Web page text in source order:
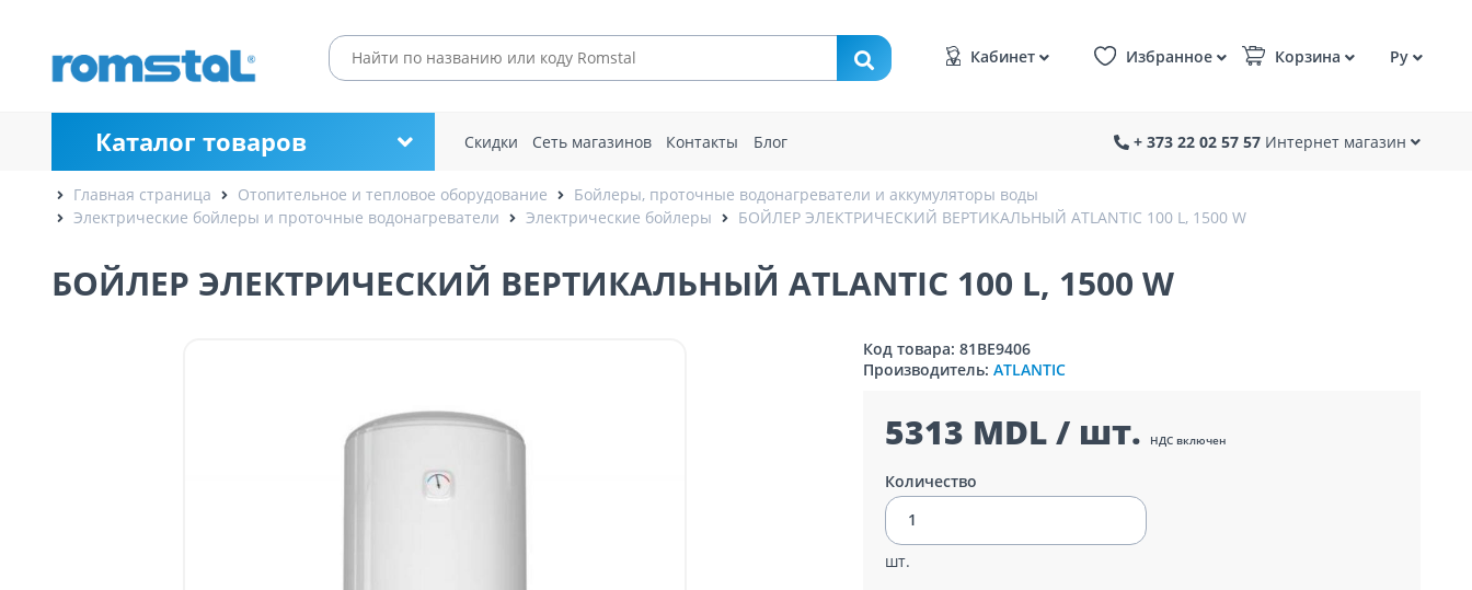
Кабинет Избранное Корзина Ру
Каталог товаров Скидки Сеть магазинов Контакты Блог + 373 22 02 57 57 Интернет магазин
Главная страница Отопительное и тепловое оборудование
Бойлеры, проточные водонагреватели и аккумуляторы воды
Электрические бойлеры и проточные водонагреватели
Электрические бойлеры БОЙЛЕР ЭЛЕКТРИЧЕСКИЙ ВЕРТИКАЛЬНЫЙ ATLANTIC 100 L, 1500 W
БОЙЛЕР ЭЛЕКТРИЧЕСКИЙ ВЕРТИКАЛЬНЫЙ ATLANTIC 100 L, 1500 W
Код товара: 81BE9406
Производитель: ATLANTIC
5313 MDL / шт. НДС включен
Количество
шт.